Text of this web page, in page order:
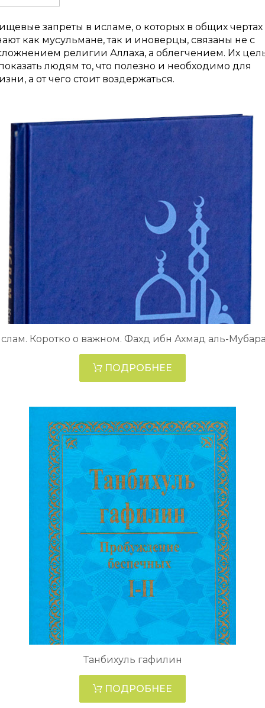
запреты в исламе, о которых в общих чертах
как мусульмане, так и иноверцы, связаны не с
религии Аллаха, а облегчением. Их
людям то, что полезно и необходимо для
а от чего стоит воздержаться.
Коротко о важном. Фахд ибн Ахмад аль-
ПОДРОБНЕЕ
Танбихуль гафилин
ПОДРОБНЕЕ